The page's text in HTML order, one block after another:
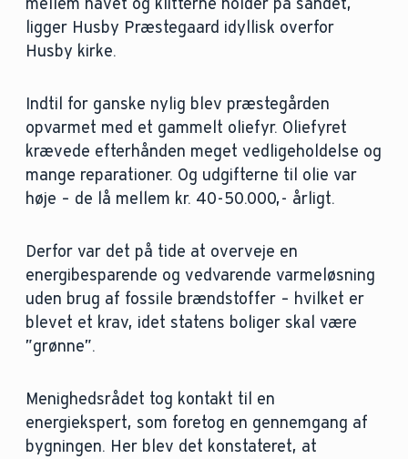
ligger Husby Præstegaard idyllisk overfor
Husby kirke.
Indtil for ganske nylig blev præstegården
opvarmet med et gammelt oliefyr. Oliefyret
krævede efterhånden meget vedligeholdelse og
mange reparationer. Og udgifterne til olie var
høje – de lå mellem kr. 40-50.000,- årligt.
Derfor var det på tide at overveje en
energibesparende og vedvarende varmeløsning
uden brug af fossile brændstoffer – hvilket er
blevet et krav, idet statens boliger skal være
”grønne”.
Menighedsrådet tog kontakt til en
energiekspert, som foretog en gennemgang af
bygningen. Her blev det konstateret, at